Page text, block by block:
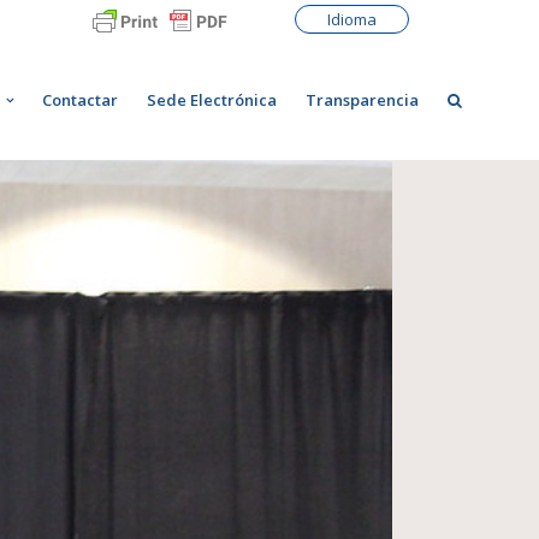
Idioma
Contactar Sede Electrónica Transparencia